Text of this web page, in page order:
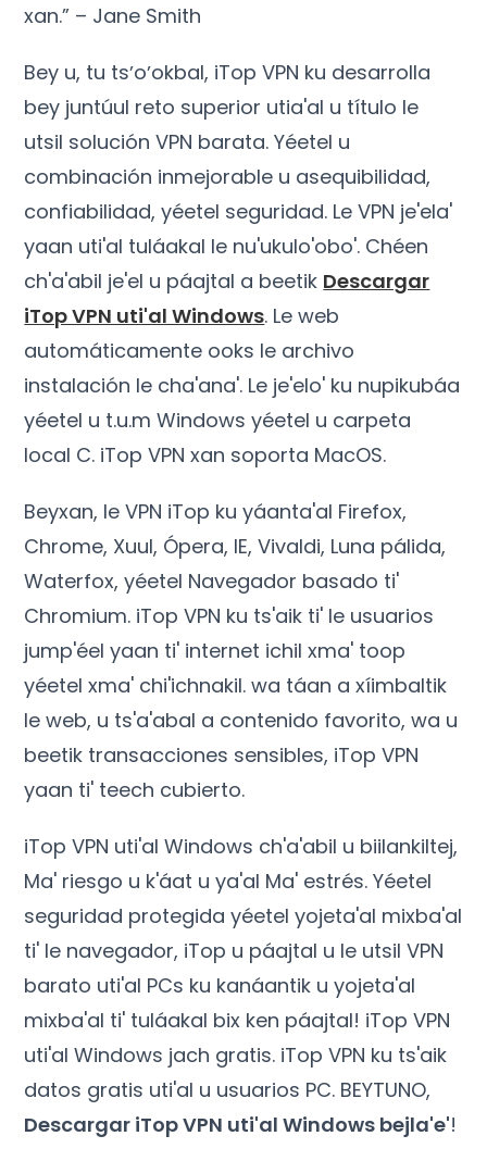
xan.” – Jane Smith
Bey u, tu tsʼoʼokbal, iTop VPN ku desarrolla
bey juntúul reto superior utia'al u título le
utsil solución VPN barata. Yéetel u
combinación inmejorable u asequibilidad,
confiabilidad, yéetel seguridad. Le VPN je'ela'
yaan uti'al tuláakal le nu'ukulo'obo'. Chéen
ch'a'abil je'el u páajtal a beetik Descargar
iTop VPN uti'al Windows. Le web
automáticamente ooks le archivo
instalación le cha'ana'. Le je'elo' ku nupikubáa
yéetel u t.u.m Windows yéetel u carpeta
local C. iTop VPN xan soporta MacOS.
Beyxan, le VPN iTop ku yáanta'al Firefox,
Chrome, Xuul, Ópera, IE, Vivaldi, Luna pálida,
Waterfox, yéetel Navegador basado ti'
Chromium. iTop VPN ku ts'aik ti' le usuarios
jump'éel yaan ti' internet ichil xma' toop
yéetel xma' chi'ichnakil. wa táan a xíimbaltik
le web, u ts'a'abal a contenido favorito, wa u
beetik transacciones sensibles, iTop VPN
yaan ti' teech cubierto.
iTop VPN uti'al Windows ch'a'abil u biilankiltej,
Ma' riesgo u k'áat u ya'al Ma' estrés. Yéetel
seguridad protegida yéetel yojeta'al mixba'al
ti' le navegador, iTop u páajtal u le utsil VPN
barato uti'al PCs ku kanáantik u yojeta'al
mixba'al ti' tuláakal bix ken páajtal! iTop VPN
uti'al Windows jach gratis. iTop VPN ku ts'aik
datos gratis uti'al u usuarios PC. BEYTUNO,
Descargar iTop VPN uti'al Windows bejla'e'!